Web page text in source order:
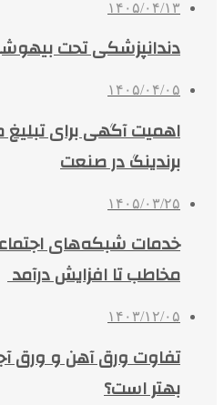
۱۴۰۵/۰۴/۱۳
دندانپزشکی تحت
۱۴۰۵/۰۴/۰۵
اهمیت آگهی برای
برندینگ در صنعت
۱۴۰۵/۰۳/۲۵
مخاطب تا افزایش درآمد
۱۴۰۳/۱۲/۰۵
تفاوت ورق آهن و ورق
بهتر است؟